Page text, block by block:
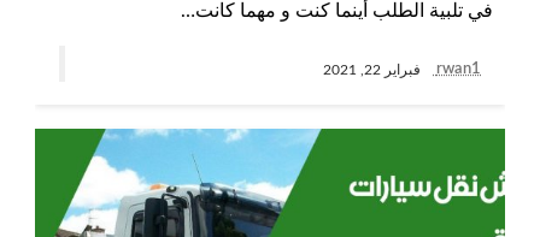
في تلبية الطلب أينما كنت و مهما كانت…
rwan1 فبراير 22, 2021